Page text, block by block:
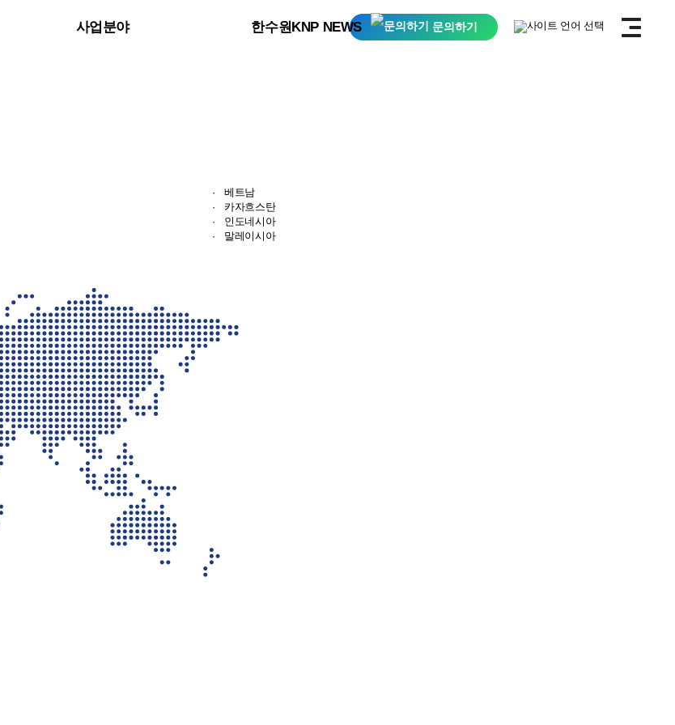
사업분야 한수원KNP NEWS
·
베트남
·
카자흐스탄
·
인도네시아
· 말레이시아